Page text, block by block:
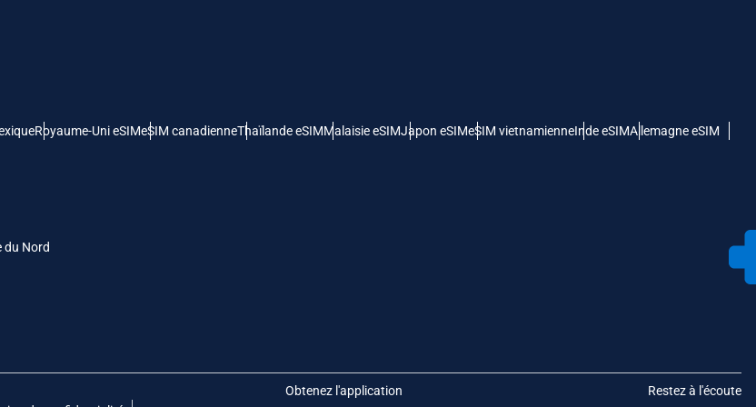
Royaume-Uni eSIMeSIM canadienneThaïlande eSIMMalaisie eSIMJapon eSIMeSIM vietnamienneInde eSIMAllemagne eSIM
du Nord
Obtenez l'application Restez à l'écoute